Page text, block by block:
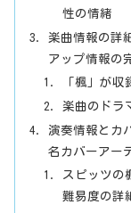
性の情緒
楽曲情報の詳
アップ情報の
「楓」が
楽曲のドラ
演奏情報とカ
名カバーアー
スピッツの
難易度の詳